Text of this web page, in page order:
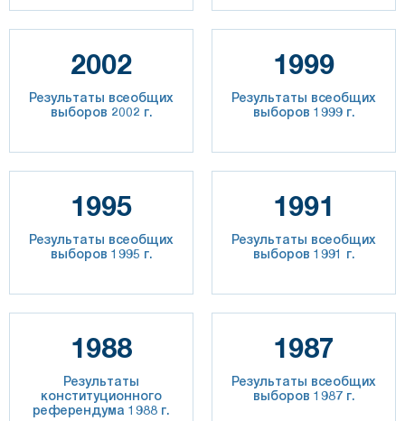
2002
Результаты всеобщих
выборов 2002 г.
1999
Результаты всеобщих
выборов 1999 г.
1995
Результаты всеобщих
выборов 1995 г.
1991
Результаты всеобщих
выборов 1991 г.
1988
Результаты
конституционного
референдума 1988 г.
1987
Результаты всеобщих
выборов 1987 г.